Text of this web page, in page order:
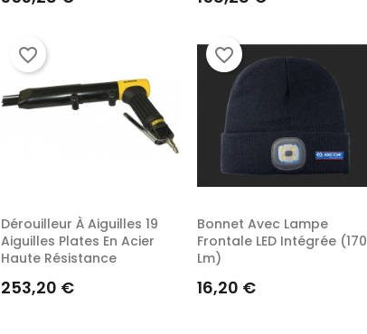
Dérouilleur À Aiguilles 19
Aiguilles Plates En Acier
Haute Résistance
Prix
253,20 €
favorite_border
Bonnet Avec Lampe
Frontale LED Intégrée (170
Lm)
Prix
16,20 €
favorite_border